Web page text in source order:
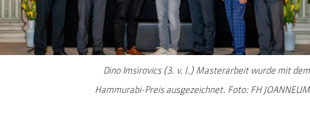
Dino Imsirovics (3. v. l.) Masterarbeit wurde mit dem
Hammurabi-Preis ausgezeichnet. Foto: FH JOANNEUM